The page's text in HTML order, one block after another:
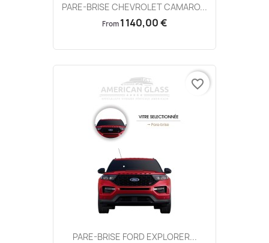
PARE-BRISE CHEVROLET CAMARO...
From 1 140,00 €
PARE-BRISE FORD EXPLORER...
favorite_border